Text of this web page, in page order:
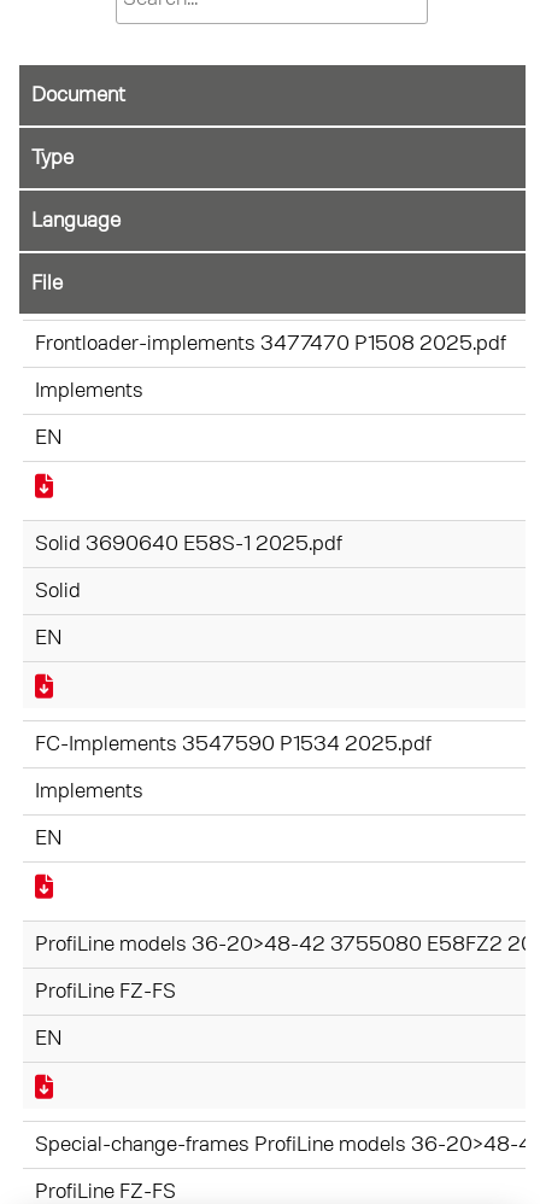
Document
File
Frontloader-implements 3477470 P1508 2025.pdf
Implements
EN
Solid 3690640 E58S-1 2025.pdf
Solid
EN
FC-Implements 3547590 P1534 2025.pdf
Implements
EN
ProfiLine models 36-20>48-42 3755080 E58FZ2
ProfiLine FZ-FS
EN
Special-change-frames ProfiLine models 36-20>48-
ProfiLine FZ-FS